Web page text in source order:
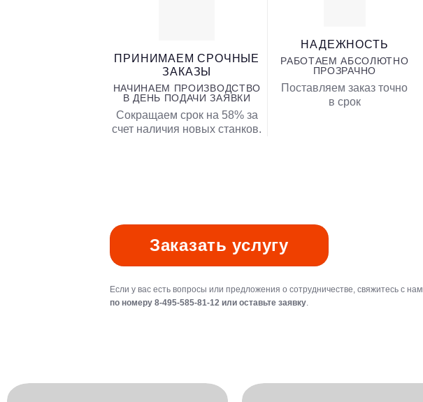
ПРИНИМАЕМ СРОЧНЫЕ
ЗАКАЗЫ
НАЧИНАЕМ ПРОИЗВОДСТВО
В ДЕНЬ ПОДАЧИ ЗАЯВКИ
Сокращаем срок на 58% за
счет наличия новых станков.
НАДЕЖНОСТЬ
РАБОТАЕМ АБСОЛЮТНО
ПРОЗРАЧНО
Поставляем заказ точно
в срок
Заказать услугу
Если у вас есть вопросы или предложения о сотрудничестве, свяжитесь с
по номеру 8-495-585-81-12 или оставьте заявку